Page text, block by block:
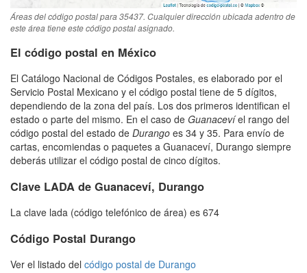
Áreas del código postal para 35437. Cualquier dirección ubicada adentro de
este área tiene este código postal asignado.
El código postal en México
El Catálogo Nacional de Códigos Postales, es elaborado por el
Servicio Postal Mexicano y el código postal tiene de 5 dígitos,
dependiendo de la zona del país. Los dos primeros identifican el
estado o parte del mismo. En el caso de Guanacevíel rango del
código postal del estado de Durango es 34 y 35. Para envío de
cartas, encomiendas o paquetes a Guanaceví, Durango siempre
deberás utilizar el código postal de cinco dígitos.
Clave LADA de Guanaceví, Durango
La clave lada (código telefónico de área) es 674
Código Postal Durango
Ver el listado del código postal de Durango